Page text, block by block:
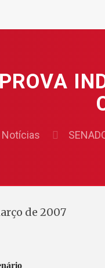
Notícias
de 2007